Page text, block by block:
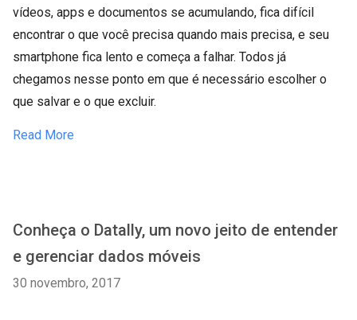
vídeos, apps e documentos se acumulando, fica difícil
encontrar o que você precisa quando mais precisa, e seu
smartphone fica lento e começa a falhar. Todos já
chegamos nesse ponto em que é necessário escolher o
que salvar e o que excluir.
Read More
Conheça o Datally, um novo jeito de entender
e gerenciar dados móveis
30 novembro, 2017